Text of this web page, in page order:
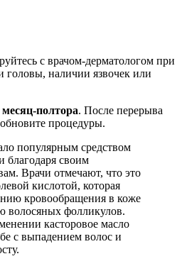
с врачом-дерматологом при
головы, наличии язвочек или
полтора. После перерыва
процедуры.
популярным средством
благодаря своим
Врачи отмечают, что это
кислотой, которая
кровообращения в коже
волосяных фолликулов.
касторовое масло
с выпадением волос и